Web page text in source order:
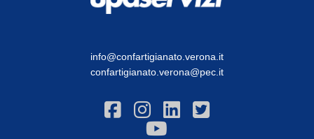
info@confartigianato.verona.it
confartigianato.verona@pec.it